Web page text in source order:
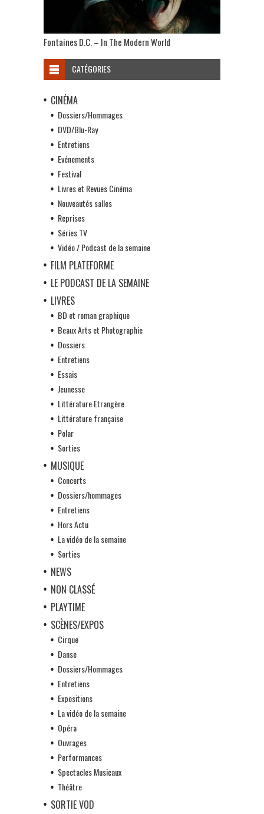
Fontaines D.C. – In The Modern World
CATÉGORIES
CINÉMA
Dossiers/Hommages
DVD/Blu-Ray
Entretiens
Evénements
Festival
Livres et Revues Cinéma
Nouveautés salles
Reprises
Séries TV
Vidéo / Podcast de la semaine
FILM PLATEFORME
LE PODCAST DE LA SEMAINE
LIVRES
BD et roman graphique
Beaux Arts et Photographie
Dossiers
Entretiens
Essais
Jeunesse
Littérature Etrangère
Littérature française
Polar
Sorties
MUSIQUE
Concerts
Dossiers/hommages
Entretiens
Hors Actu
La vidéo de la semaine
Sorties
NEWS
NON CLASSÉ
PLAYTIME
SCÈNES/EXPOS
Cirque
Danse
Dossiers/Hommages
Entretiens
Expositions
La vidéo de la semaine
Opéra
Ouvrages
Performances
Spectacles Musicaux
Théâtre
SORTIE VOD